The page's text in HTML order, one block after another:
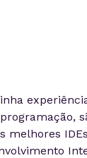
melhores